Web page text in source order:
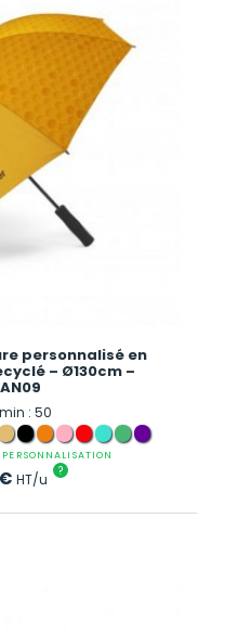
personnalisé en
– Ø130cm –
: 50
€ HT/u ?